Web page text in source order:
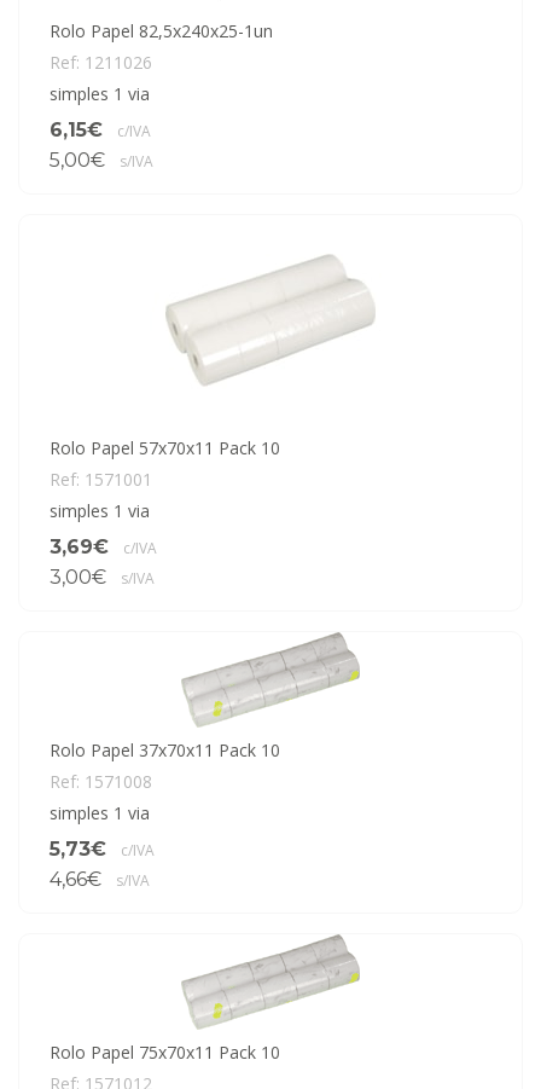
Rolo Papel 82,5x240x25-1un
Ref: 1211026
simples 1 via
6,15€
c/IVA
5,00€ s/IVA
Rolo Papel 57x70x11 Pack 10
Ref: 1571001
simples 1 via
3,69€
c/IVA
3,00€ s/IVA
Rolo Papel 37x70x11 Pack 10
Ref: 1571008
simples 1 via
5,73€
c/IVA
4,66€ s/IVA
Rolo Papel 75x70x11 Pack 10
Ref: 1571012